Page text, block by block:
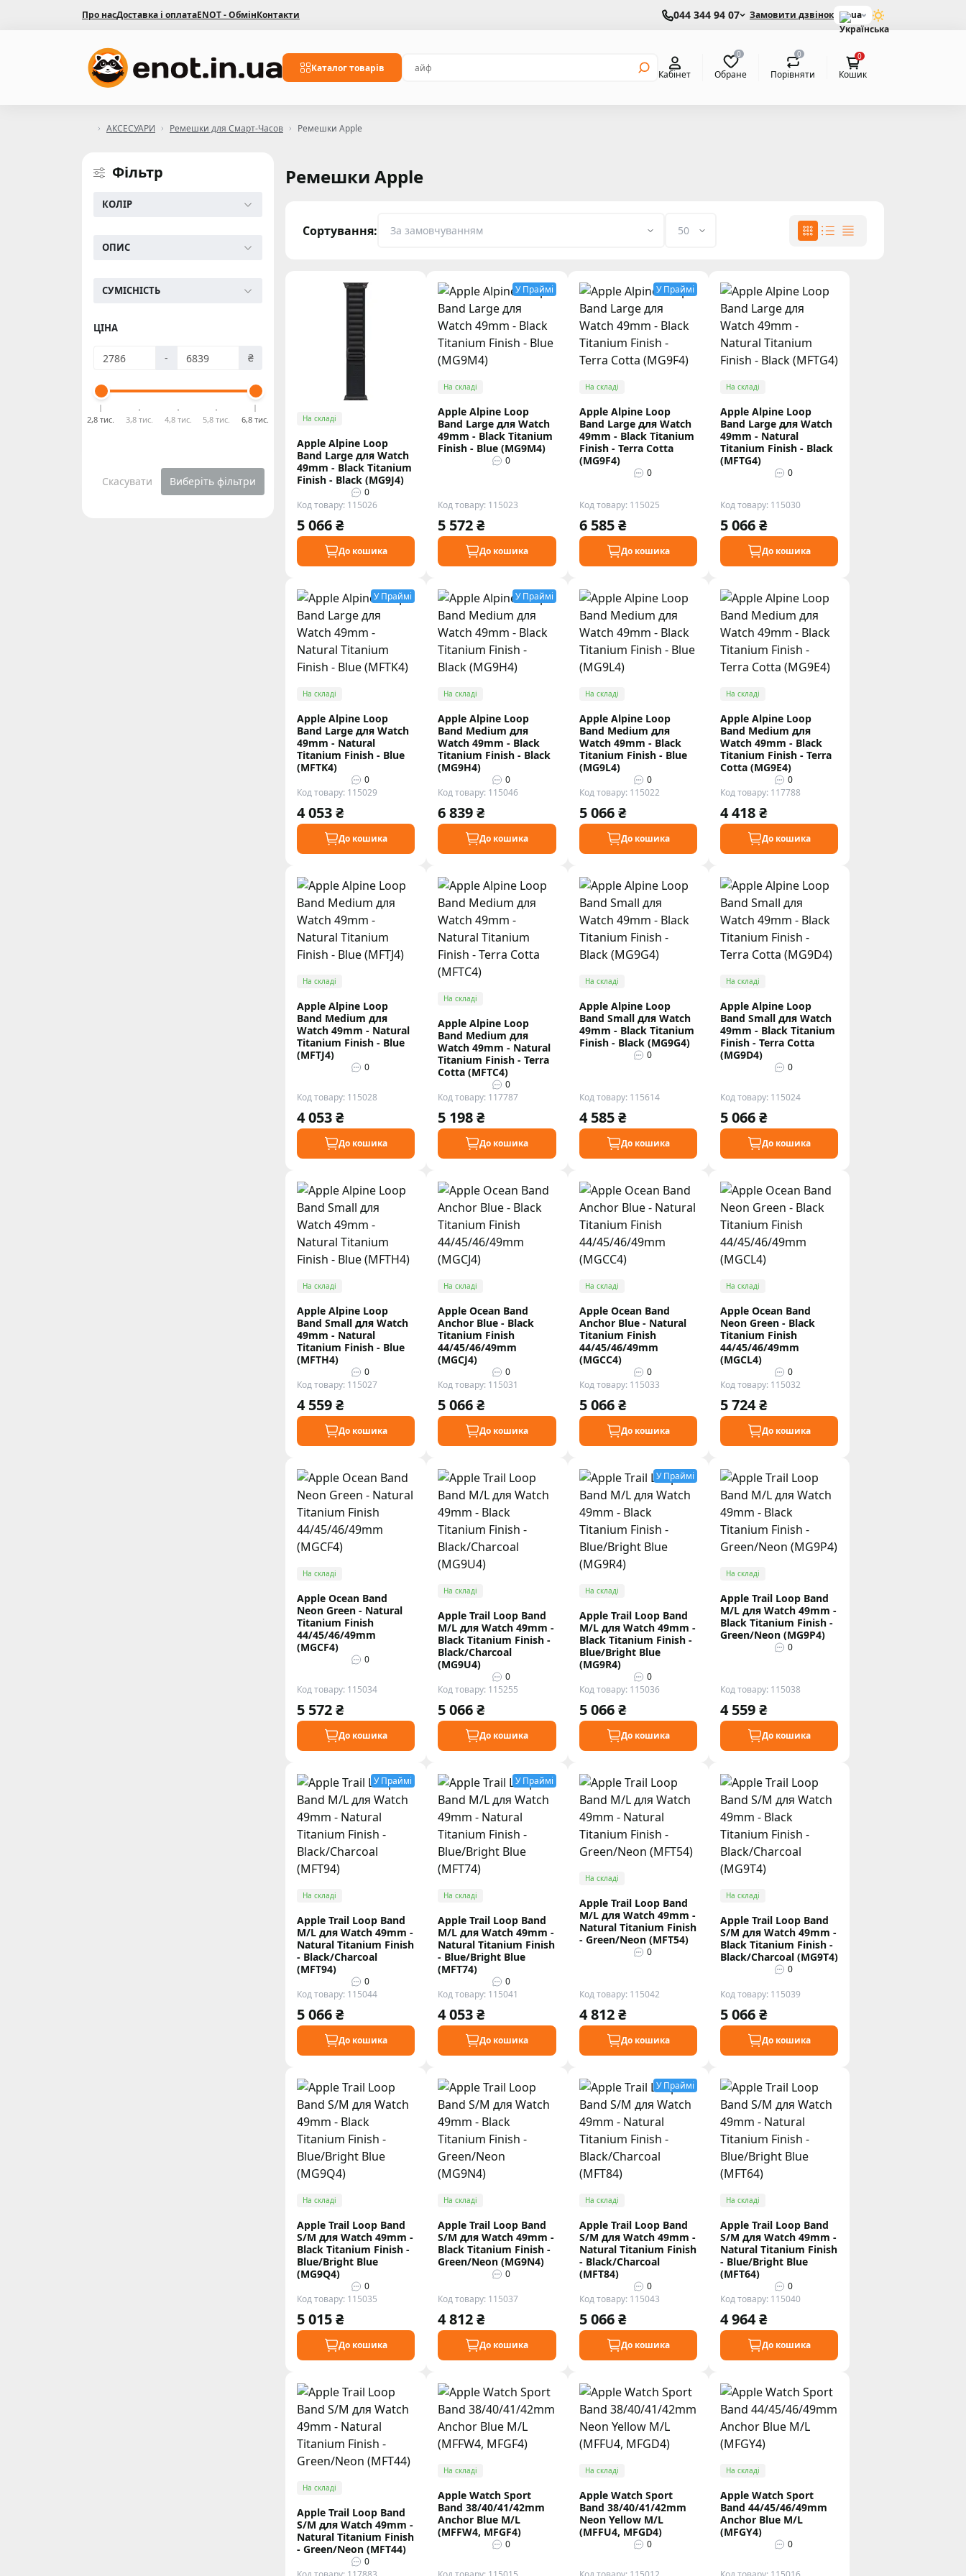
Про насДоставка і оплатаENOT - ОбмінКонтакти 044 344 94 07 Замовити дзвінок ua
Каталог товарів
Кабінет
0
Обране
0
Порівняти
0
Кошик
АКСЕСУАРИ Ремешки для Смарт-Часов Ремешки Apple
Фільтр
КОЛІР
ОПИС
СУМІСНІСТЬ
ЦІНА
- ₴
2,8 тис. 3,8 тис. 4,8 тис. 5,8 тис. 6,8 тис.
Скасувати Виберіть фільтри
Ремешки Apple
Сортування:
На складі
Apple Alpine Loop
Band Large для Watch
49mm - Black Titanium
Finish - Black (MG9J4)
0
Код товару: 115026
5 066 ₴
До кошика
У Праймі
На складі
Apple Alpine Loop
Band Large для Watch
49mm - Black Titanium
Finish - Blue (MG9M4)
0
Код товару: 115023
5 572 ₴
До кошика
У Праймі
На складі
Apple Alpine Loop
Band Large для Watch
49mm - Black Titanium
Finish - Terra Cotta
(MG9F4)
0
Код товару: 115025
6 585 ₴
До кошика
На складі
Apple Alpine Loop
Band Large для Watch
49mm - Natural
Titanium Finish - Black
(MFTG4)
0
Код товару: 115030
5 066 ₴
До кошика
У Праймі
На складі
Apple Alpine Loop
Band Large для Watch
49mm - Natural
Titanium Finish - Blue
(MFTK4)
0
Код товару: 115029
4 053 ₴
До кошика
У Праймі
На складі
Apple Alpine Loop
Band Medium для
Watch 49mm - Black
Titanium Finish - Black
(MG9H4)
0
Код товару: 115046
6 839 ₴
До кошика
На складі
Apple Alpine Loop
Band Medium для
Watch 49mm - Black
Titanium Finish - Blue
(MG9L4)
0
Код товару: 115022
5 066 ₴
До кошика
На складі
Apple Alpine Loop
Band Medium для
Watch 49mm - Black
Titanium Finish - Terra
Cotta (MG9E4)
0
Код товару: 117788
4 418 ₴
До кошика
На складі
Apple Alpine Loop
Band Medium для
Watch 49mm - Natural
Titanium Finish - Blue
(MFTJ4)
0
Код товару: 115028
4 053 ₴
До кошика
На складі
Apple Alpine Loop
Band Medium для
Watch 49mm - Natural
Titanium Finish - Terra
Cotta (MFTC4)
0
Код товару: 117787
5 198 ₴
До кошика
На складі
Apple Alpine Loop
Band Small для Watch
49mm - Black Titanium
Finish - Black (MG9G4)
0
Код товару: 115614
4 585 ₴
До кошика
На складі
Apple Alpine Loop
Band Small для Watch
49mm - Black Titanium
Finish - Terra Cotta
(MG9D4)
0
Код товару: 115024
5 066 ₴
До кошика
На складі
Apple Alpine Loop
Band Small для Watch
49mm - Natural
Titanium Finish - Blue
(MFTH4)
0
Код товару: 115027
4 559 ₴
До кошика
На складі
Apple Ocean Band
Anchor Blue - Black
Titanium Finish
44/45/46/49mm
(MGCJ4)
0
Код товару: 115031
5 066 ₴
До кошика
На складі
Apple Ocean Band
Anchor Blue - Natural
Titanium Finish
44/45/46/49mm
(MGCC4)
0
Код товару: 115033
5 066 ₴
До кошика
На складі
Apple Ocean Band
Neon Green - Black
Titanium Finish
44/45/46/49mm
(MGCL4)
0
Код товару: 115032
5 724 ₴
До кошика
На складі
Apple Ocean Band
Neon Green - Natural
Titanium Finish
44/45/46/49mm
(MGCF4)
0
Код товару: 115034
5 572 ₴
До кошика
На складі
Apple Trail Loop Band
M/L для Watch 49mm -
Black Titanium Finish -
Black/Charcoal
(MG9U4)
0
Код товару: 115255
5 066 ₴
До кошика
У Праймі
На складі
Apple Trail Loop Band
M/L для Watch 49mm -
Black Titanium Finish -
Blue/Bright Blue
(MG9R4)
0
Код товару: 115036
5 066 ₴
До кошика
На складі
Apple Trail Loop Band
M/L для Watch 49mm -
Black Titanium Finish -
Green/Neon (MG9P4)
0
Код товару: 115038
4 559 ₴
До кошика
У Праймі
На складі
Apple Trail Loop Band
M/L для Watch 49mm -
Natural Titanium Finish
- Black/Charcoal
(MFT94)
0
Код товару: 115044
5 066 ₴
До кошика
У Праймі
На складі
Apple Trail Loop Band
M/L для Watch 49mm -
Natural Titanium Finish
- Blue/Bright Blue
(MFT74)
0
Код товару: 115041
4 053 ₴
До кошика
На складі
Apple Trail Loop Band
M/L для Watch 49mm -
Natural Titanium Finish
- Green/Neon (MFT54)
0
Код товару: 115042
4 812 ₴
До кошика
На складі
Apple Trail Loop Band
S/M для Watch 49mm -
Black Titanium Finish -
Black/Charcoal (MG9T4)
0
Код товару: 115039
5 066 ₴
До кошика
На складі
Apple Trail Loop Band
S/M для Watch 49mm -
Black Titanium Finish -
Blue/Bright Blue
(MG9Q4)
0
Код товару: 115035
5 015 ₴
До кошика
На складі
Apple Trail Loop Band
S/M для Watch 49mm -
Black Titanium Finish -
Green/Neon (MG9N4)
0
Код товару: 115037
4 812 ₴
До кошика
У Праймі
На складі
Apple Trail Loop Band
S/M для Watch 49mm -
Natural Titanium Finish
- Black/Charcoal
(MFT84)
0
Код товару: 115043
5 066 ₴
До кошика
На складі
Apple Trail Loop Band
S/M для Watch 49mm -
Natural Titanium Finish
- Blue/Bright Blue
(MFT64)
0
Код товару: 115040
4 964 ₴
До кошика
На складі
Apple Trail Loop Band
S/M для Watch 49mm -
Natural Titanium Finish
- Green/Neon (MFT44)
0
На складі
Apple Watch Sport
Band 38/40/41/42mm
Anchor Blue M/L
(MFFW4, MFGF4)
0
На складі
Apple Watch Sport
Band 38/40/41/42mm
Neon Yellow M/L
(MFFU4, MFGD4)
0
На складі
Apple Watch Sport
Band 44/45/46/49mm
Anchor Blue M/L
(MFGY4)
0